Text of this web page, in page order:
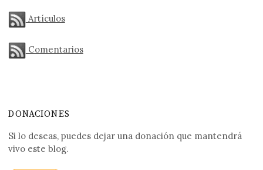
Artículos
Comentarios
DONACIONES
Si lo deseas, puedes dejar una donación que mantendrá
vivo este blog.